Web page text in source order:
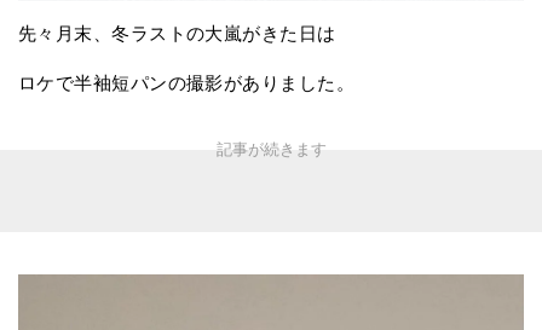
先々月末、冬ラストの大嵐がきた日は
ロケで半袖短パンの撮影がありました。